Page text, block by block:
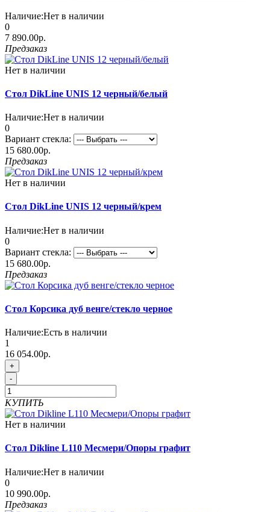
Наличие:Нет в наличии
0
7 890.00р.
Предзаказ
Нет в наличии
Стол DikLine UNIS 12 черный/белый
Наличие:Нет в наличии
0
Вариант стекла:
15 680.00р.
Предзаказ
Нет в наличии
Стол DikLine UNIS 12 черный/крем
Наличие:Нет в наличии
0
Вариант стекла:
15 680.00р.
Предзаказ
Стол Корсика дуб венге/стекло черное
Наличие:Есть в наличии
1
16 054.00р.
+
-
КУПИТЬ
Нет в наличии
Стол Dikline L110 Месмери/Опоры графит
Наличие:Нет в наличии
0
10 990.00р.
Предзаказ